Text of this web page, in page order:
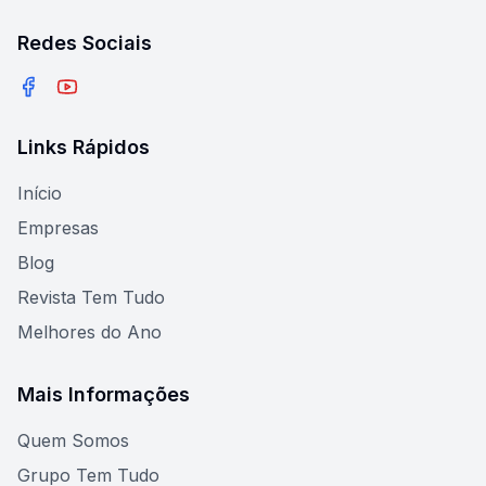
Redes Sociais
Links Rápidos
Início
Empresas
Blog
Revista Tem Tudo
Melhores do Ano
Mais Informações
Quem Somos
Grupo Tem Tudo